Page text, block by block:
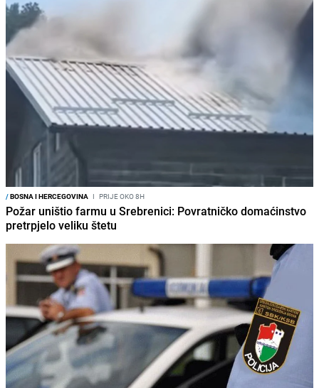
/BOSNA I HERCEGOVINA I PRIJE OKO 8H
Požar uništio farmu u Srebrenici: Povratničko domaćinstvo
pretrpjelo veliku štetu